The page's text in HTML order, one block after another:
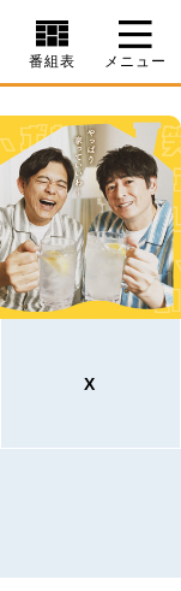
番組表 メニュー
X